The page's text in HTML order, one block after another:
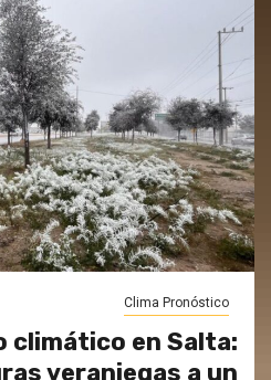
Clima Pronóstico
climático en Salta:
veraniegas a un